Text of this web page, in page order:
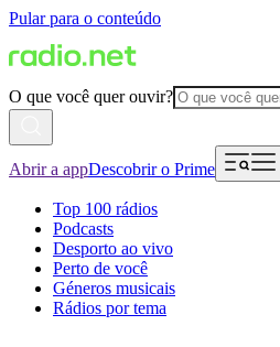
Pular para o conteúdo
O que você quer ouvir?
Abrir a appDescobrir o Prime
Top 100 rádios
Podcasts
Desporto ao vivo
Perto de você
Géneros musicais
Rádios por tema